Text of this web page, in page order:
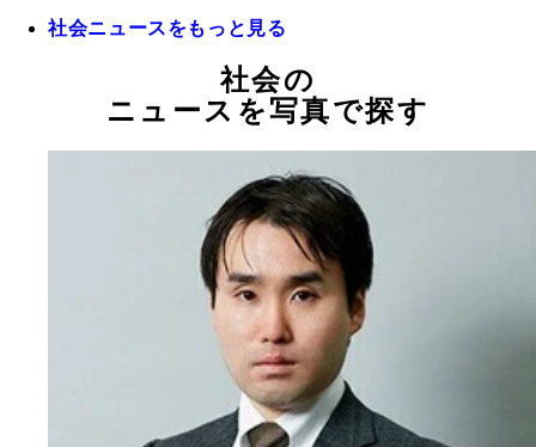
社会ニュースをもっと見る
社会の
ニュースを写真で探す